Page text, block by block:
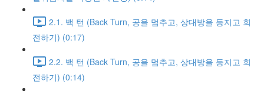
2.1. 백 턴 (Back Turn, 공을 멈추고, 상대방을 등지고 회
전하기) (0:17)
2.2. 백 턴 (Back Turn, 공을 멈추고, 상대방을 등지고 회
전하기) (0:14)